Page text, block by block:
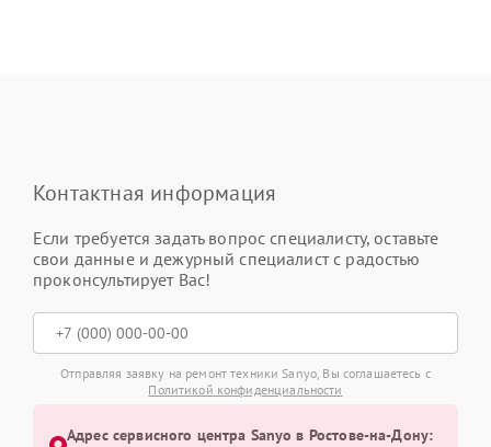
Контактная информация
Если требуется задать вопрос специалисту, оставьте
свои данные и дежурный специалист с радостью
проконсультирует Вас!
Отправляя заявку на ремонт техники Sanyo, Вы соглашаетесь с
Политикой конфиденциальности
Адрес сервисного центра Sanyo в Ростове-на-Дону: